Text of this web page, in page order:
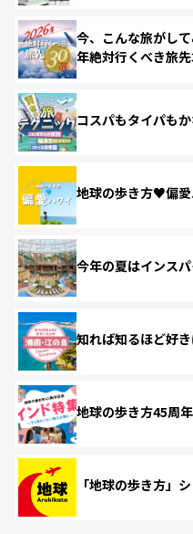
今、こんな旅がし
年絶対行くべき旅
コスパもタイパも
地球の歩き方♥偏愛
今年の夏はインスパ
知れば知るほど好
地球の歩き方45周
「地球の歩き方」